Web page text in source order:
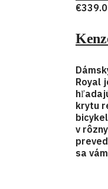
€
Royal
krytu
v
sa